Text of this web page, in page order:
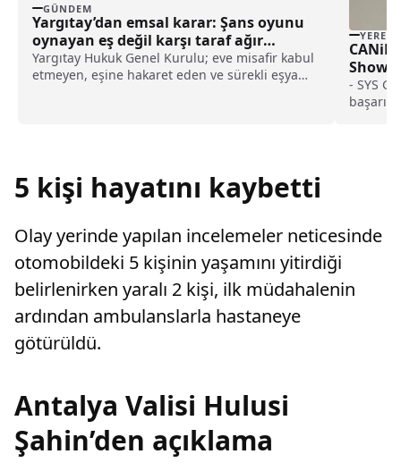
GÜNDEM
Yargıtay’dan emsal karar: Şans oyunu
oynayan eş değil karşı taraf ağır
kusurlu sayıldı
Yargıtay Hukuk Genel Kurulu; eve misafir kabul
etmeyen, eşine hakaret eden ve sürekli eşya
YEREL
Show
- SYS
başarı,
5 kişi hayatını kaybetti
Olay yerinde yapılan incelemeler neticesinde
otomobildeki 5 kişinin yaşamını yitirdiği
belirlenirken yaralı 2 kişi, ilk müdahalenin
ardından ambulanslarla hastaneye
götürüldü.
Antalya Valisi Hulusi
Şahin’den açıklama